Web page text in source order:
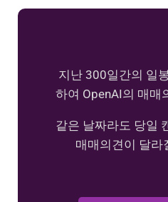
지난 300일간의 일
하여 OpenAI의 매매
같은 날짜라도 당일
매매의견이 달라